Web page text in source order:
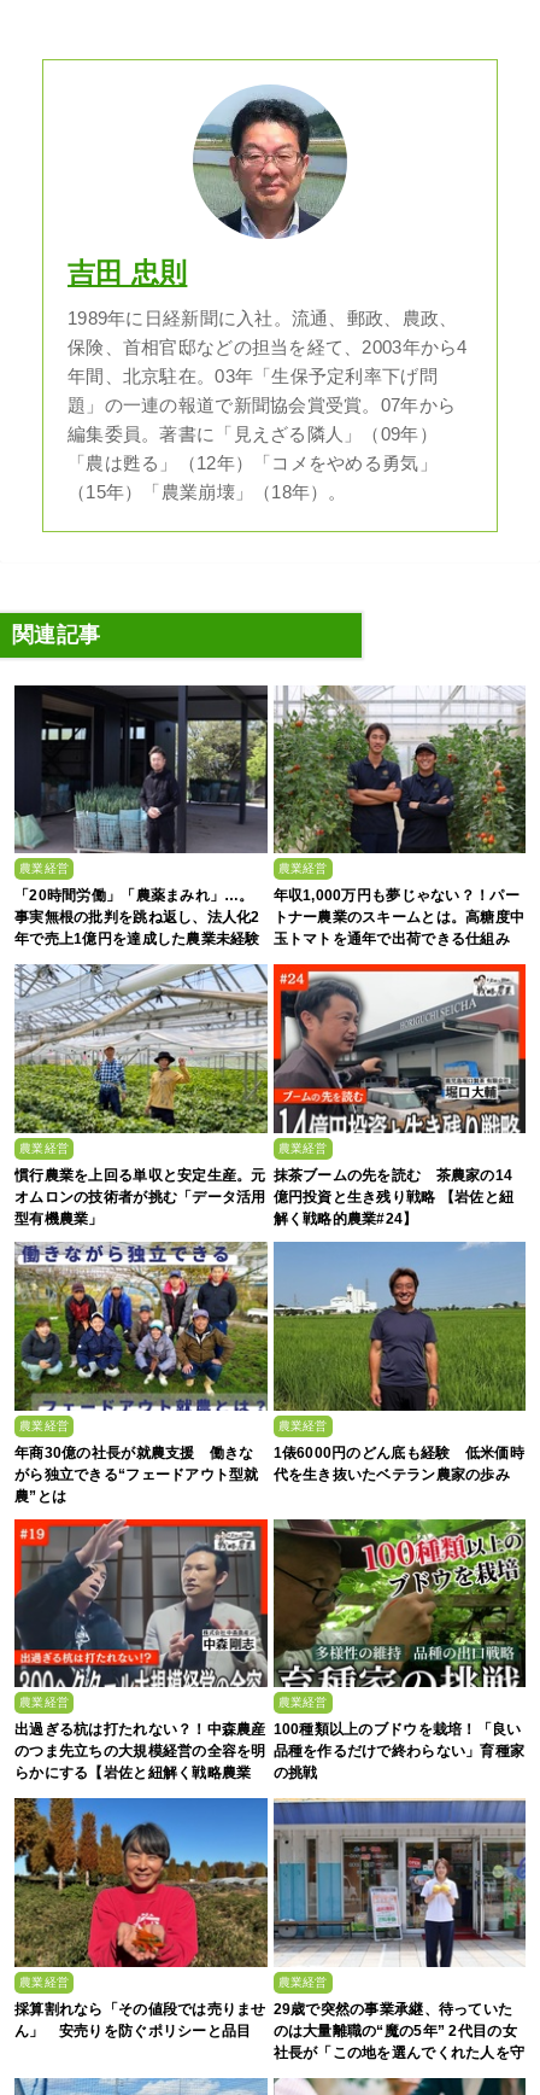
吉田 忠則
1989年に日経新聞に入社。流通、郵政、農政、
保険、首相官邸などの担当を経て、2003年から4
年間、北京駐在。03年「生保予定利率下げ問
題」の一連の報道で新聞協会賞受賞。07年から
編集委員。著書に「見えざる隣人」（09年）
「農は甦る」（12年）「コメをやめる勇気」
（15年）「農業崩壊」（18年）。
関連記事
農業経営
「20時間労働」「農薬まみれ」…。
事実無根の批判を跳ね返し、法人化2
年で売上1億円を達成した農業未経験
の若者たち
農業経営
年収1,000万円も夢じゃない？！パー
トナー農業のスキームとは。高糖度中
玉トマトを通年で出荷できる仕組み
農業経営
慣行農業を上回る単収と安定生産。元
オムロンの技術者が挑む「データ活用
型有機農業」
農業経営
抹茶ブームの先を読む 茶農家の14
億円投資と生き残り戦略 【岩佐と紐
解く戦略的農業#24】
農業経営
年商30億の社長が就農支援 働きな
がら独立できる“フェードアウト型就
農”とは
農業経営
1俵6000円のどん底も経験 低米価時
代を生き抜いたベテラン農家の歩み
農業経営
出過ぎる杭は打たれない？！中森農産
のつま先立ちの大規模経営の全容を明
らかにする【岩佐と紐解く戦略農業
#19】
農業経営
100種類以上のブドウを栽培！「良い
品種を作るだけで終わらない」育種家
の挑戦
農業経営
採算割れなら「その値段では売りませ
ん」 安売りを防ぐポリシーと品目
農業経営
29歳で突然の事業承継、待っていた
のは大量離職の“魔の5年” 2代目の女
社長が「この地を選んでくれた人を守
る」と誓った日